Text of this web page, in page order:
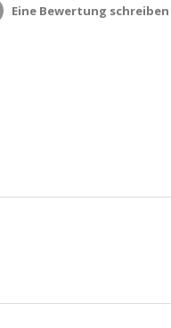
Eine Bewertung schreiben